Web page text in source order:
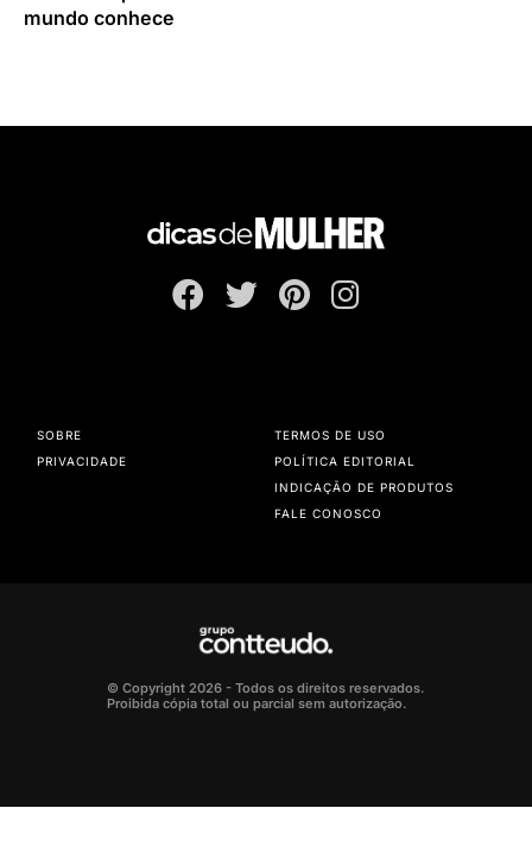
mundo conhece
SOBRE
PRIVACIDADE
TERMOS DE USO
POLÍTICA EDITORIAL
INDICAÇÃO DE PRODUTOS
FALE CONOSCO
© Copyright 2026 - Todos os direitos reservados.
Proibida cópia total ou parcial sem autorização.